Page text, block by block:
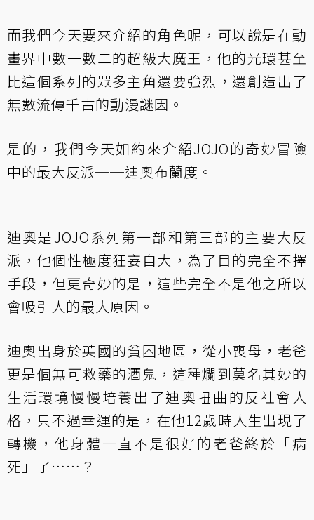
而我們今天要來介紹的角色呢，可以說是在動
畫界中數一數二的超級大魔王，他的光環甚至
比這個系列的眾多主角還要強烈，還創造出了
無數流傳千古的動漫謎因。
是的，我們今天如約來介紹JOJO的奇妙冒險
中的最大反派──迪奧布蘭度。
迪奧是JOJO系列第一部和第三部的主要大反
派，他個性極度狂妄自大，為了目的完全不擇
手段，但更奇妙的是，這些完全不是他之所以
會吸引人的最大原因。
迪奧出身於英國的貧困地區，從小喪母，老爸
更是個無可救藥的酒鬼，這種爛到莫名其妙的
生活環境慢慢培養出了迪奧扭曲的反社會人
格，只不過幸運的是，在他12歲時人生出現了
轉機，他身體一直不是很好的老爸終於「病
死」了……？